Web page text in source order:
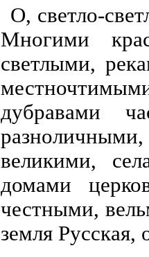
О, светло-
Многими
светлыми,
дубравами
великими,
домами
честными,
земля Русская,